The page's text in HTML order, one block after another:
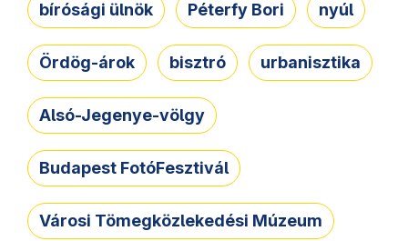
bírósági ülnök Péterfy Bori nyúl
Ördög-árok bisztró urbanisztika
Alsó-Jegenye-völgy
Budapest FotóFesztivál
Városi Tömegközlekedési Múzeum